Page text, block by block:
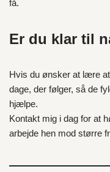
få.
Er du klar til
Hvis du ønsker at lære
dage, der følger, så de
hjælpe.
Kontakt mig i dag for at
arbejde hen mod større